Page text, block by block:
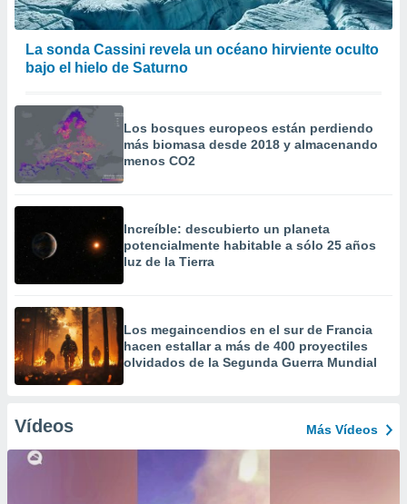
La sonda Cassini revela un océano hirviente oculto
bajo el hielo de Saturno
Los bosques europeos están perdiendo
más biomasa desde 2018 y almacenando
menos CO2
Increíble: descubierto un planeta
potencialmente habitable a sólo 25 años
luz de la Tierra
Los megaincendios en el sur de Francia
hacen estallar a más de 400 proyectiles
olvidados de la Segunda Guerra Mundial
Vídeos Más Vídeos